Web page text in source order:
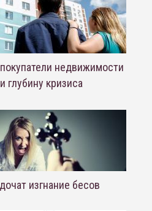
недвижимости
глубину кризиса
изгнание бесов